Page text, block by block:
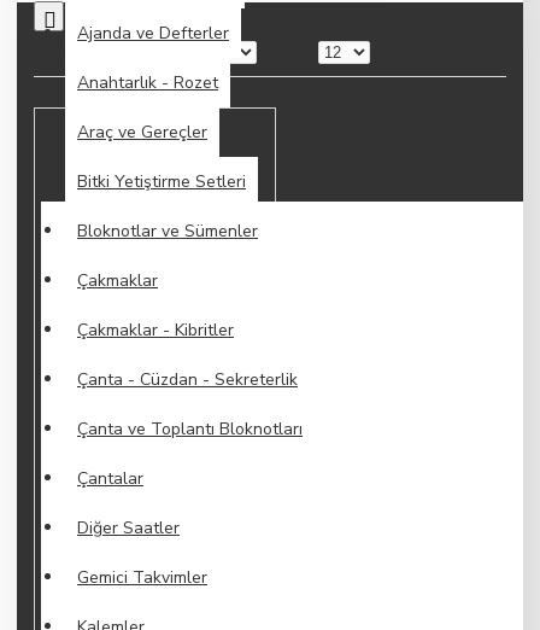
Ajanda ve Defterler
Anahtarlık - Rozet
Araç ve Gereçler
Bitki Yetiştirme Setleri
Bloknotlar ve Sümenler
Çakmaklar
Çakmaklar - Kibritler
Çanta - Cüzdan - Sekreterlik
Çanta ve Toplantı Bloknotları
Çantalar
Diğer Saatler
Gemici Takvimler